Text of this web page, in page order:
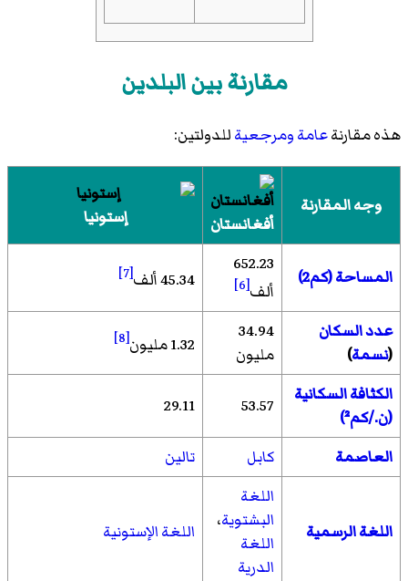
مقارنة بين البلدين
هذه مقارنةعامةومرجعيةللدولتين:
وجه المقارنة
أفغانستان
إستونيا
المساحة (كم2)
652.23
ألف[6] 45.34 ألف [7]
عدد السكان
(نسمة)
34.94
مليون
1.32 مليون [8]
الكثافة السكانية
(ن./كم²)
53.57
29.11
العاصمة كابل تالين
اللغة الرسمية
اللغة
البشتوية،
اللغة
الدرية
اللغة الإستونية